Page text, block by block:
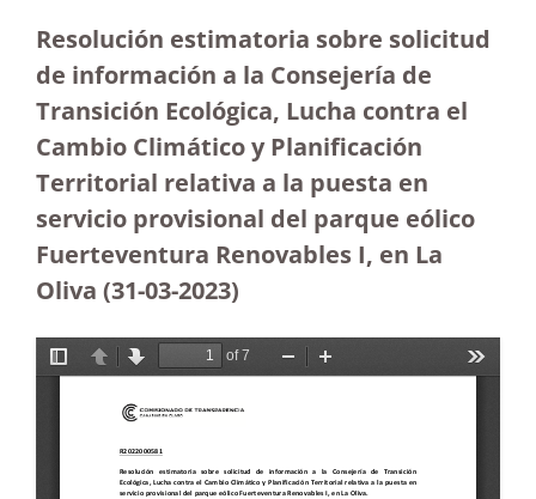
Resolución estimatoria sobre solicitud
de información a la Consejería de
Transición Ecológica, Lucha contra el
Cambio Climático y Planificación
Territorial relativa a la puesta en
servicio provisional del parque eólico
Fuerteventura Renovables I, en La
Oliva (31-03-2023)